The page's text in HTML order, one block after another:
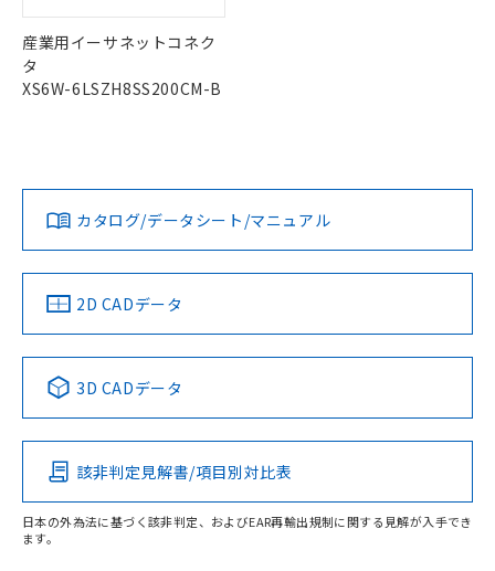
産業用イーサネットコネク
タ
XS6W-6LSZH8SS200CM-B
カタログ/データシート/マニュアル
2D CADデータ
3D CADデータ
該非判定見解書/項目別対比表
日本の外為法に基づく該非判定、およびEAR再輸出規制に関する見解が入手でき
ます。
の共同利用に関して"
用者の範囲」に記載されている法人を
るもので、過去に遡って非含有を証明する
また、RoHS指令のフタル酸エステル類４
既に当社にて対応品への在庫切替を完了
していることから、特段のことがない限
り、2022年1月12日より割愛しておりま